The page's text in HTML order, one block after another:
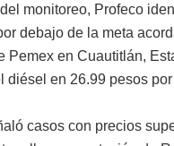
monitoreo, Profeco
debajo de la meta
Pemex en Cuautitlán,
diésel en 26.99 pesos por
casos con precios